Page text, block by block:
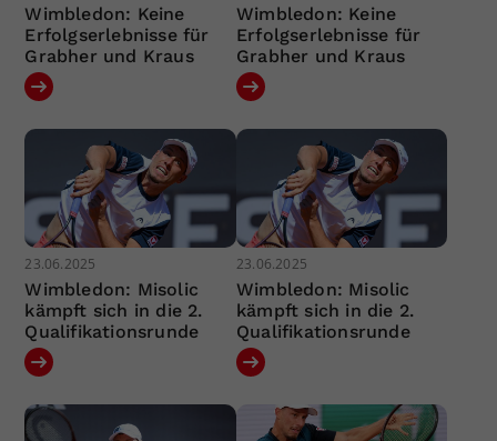
Wimbledon: Keine
Erfolgserlebnisse für
Grabher und Kraus
Wimbledon: Keine
Erfolgserlebnisse für
Grabher und Kraus
23.06.2025
Wimbledon: Misolic
kämpft sich in die 2.
Qualifikationsrunde
23.06.2025
Wimbledon: Misolic
kämpft sich in die 2.
Qualifikationsrunde